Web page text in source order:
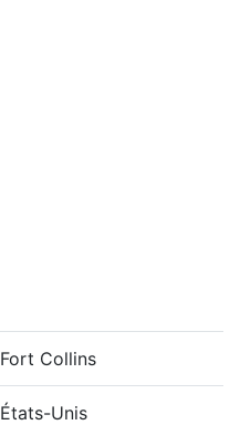
Fort Collins
États-Unis